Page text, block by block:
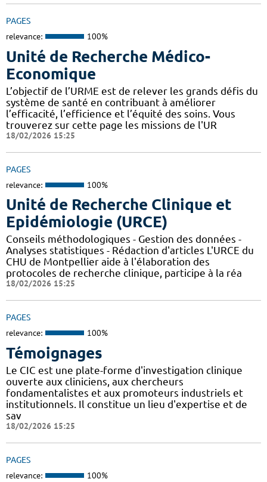
PAGES
relevance: 100%
Unité de Recherche Médico-
Economique
L’objectif de l’URME est de relever les grands défis du
système de santé en contribuant à améliorer
l’efficacité, l’efficience et l’équité des soins. Vous
trouverez sur cette page les missions de l'UR
18/02/2026 15:25
PAGES
relevance: 100%
Unité de Recherche Clinique et
Epidémiologie (URCE)
Conseils méthodologiques - Gestion des données -
Analyses statistiques - Rédaction d'articles L'URCE du
CHU de Montpellier aide à l'élaboration des
protocoles de recherche clinique, participe à la réa
18/02/2026 15:25
PAGES
relevance: 100%
Témoignages
Le CIC est une plate-forme d'investigation clinique
ouverte aux cliniciens, aux chercheurs
fondamentalistes et aux promoteurs industriels et
institutionnels. Il constitue un lieu d'expertise et de
sav
18/02/2026 15:25
PAGES
relevance: 100%